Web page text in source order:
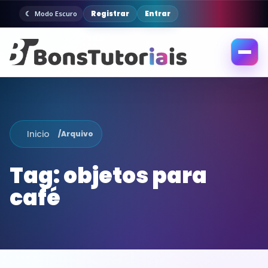
Modo Escuro Registrar Entrar
Abrir
Inicio /Arquivo
Tag:objetos para
café